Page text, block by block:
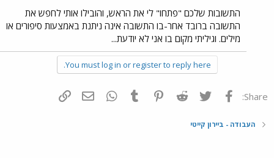
התשובות שלכם "פתחו" לי את הראש, והובילו אותי לחפש את
התשובה ברובד אחר-בו התשובה אינה ניתנת באמצעות סיפורים או
מילים. וגיליתי מקום בו אני לא יודעת...
You must log in or register to reply here.
Share: פייסבוק Twitter
Reddit
Pinterest
Tumblr
WhatsAppדואר אלקטרוני
העבודה - ביירון קייטי